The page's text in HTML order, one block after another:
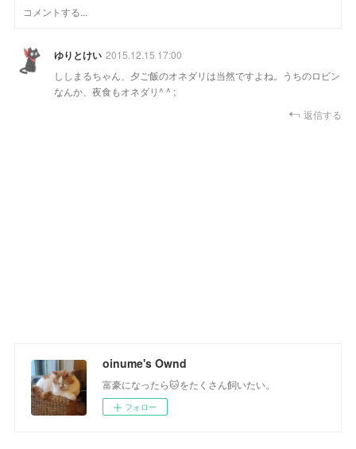
ゆりとけい 2015.12.15 17:00
ししまるちゃん、夕ご飯のオネダリは当然ですよね。うちのロビン
なんか、夜食もオネダリ^ ^ ;
返信する
oinume's Ownd
富豪になったら🐱をたくさん飼いたい。
フォロー